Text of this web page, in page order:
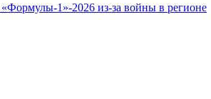
1»-2026 из-за войны в регионе